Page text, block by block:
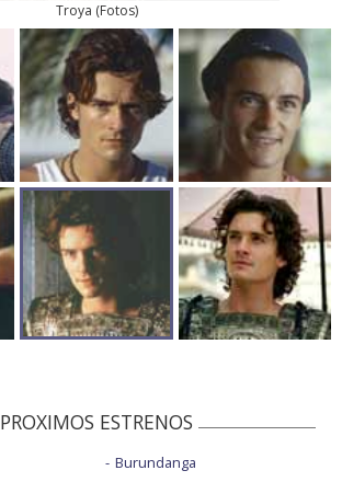
Troya (Fotos)
PROXIMOS ESTRENOS
Burundanga